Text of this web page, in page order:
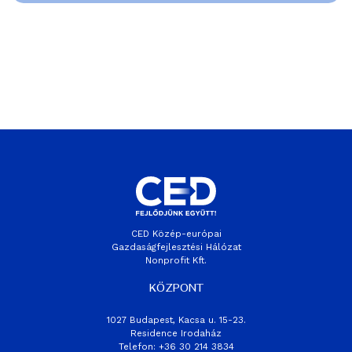
CED Közép-európai
Gazdaságfejlesztési Hálózat
Nonprofit Kft.
KÖZPONT
1027 Budapest, Kacsa u. 15-23.
Residence Irodaház
Telefon: +36 30 214 3834